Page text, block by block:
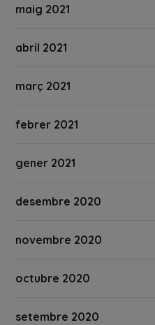
maig 2021
abril 2021
març 2021
febrer 2021
gener 2021
desembre 2020
novembre 2020
octubre 2020
setembre 2020